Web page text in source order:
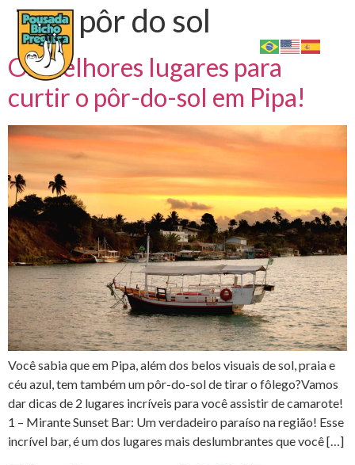
Tag:pôr do sol
Os melhores lugares para
curtir o pôr-do-sol em Pipa!
Você sabia que em Pipa, além dos belos visuais de sol, praia e
céu azul, tem também um pôr-do-sol de tirar o fôlego?Vamos
dar dicas de 2 lugares incríveis para você assistir de camarote!
1 – Mirante Sunset Bar: Um verdadeiro paraíso na região! Esse
incrível bar, é um dos lugares mais deslumbrantes que você […]